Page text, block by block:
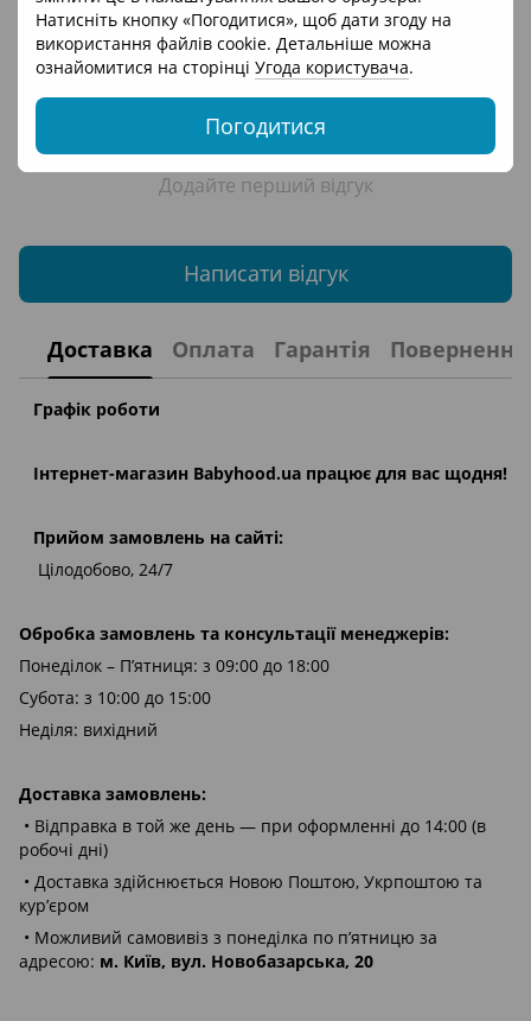
Натисніть кнопку «Погодитися», щоб дати згоду на
використання файлів cookie. Детальніше можна
ознайомитися на сторінці Угода користувача.
Погодитися
Відгуки
Додайте перший відгук
Написати відгук
Доставка Оплата Гарантія Повернення
Графік роботи
Інтернет-магазин Babyhood.ua працює для вас щодня!
Прийом замовлень на сайті:
Цілодобово, 24/7
Обробка замовлень та консультації менеджерів:
Понеділок – П’ятниця: з 09:00 до 18:00
Субота: з 10:00 до 15:00
Неділя: вихідний
Доставка замовлень:
• Відправка в той же день — при оформленні до 14:00 (в
робочі дні)
• Доставка здійснюється Новою Поштою, Укрпоштою та
кур’єром
• Можливий самовивіз з понеділка по п’ятницю за
адресою: м. Київ, вул. Новобазарська, 20